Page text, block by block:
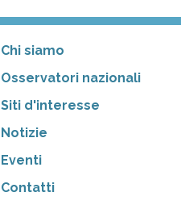
Chi siamo
Osservatori nazionali
Siti d'interesse
Notizie
Eventi
Contatti